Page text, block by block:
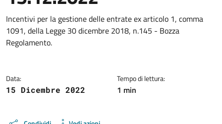
Dettagli del documento
Incentivi per la gestione delle entrate ex articolo 1, comma
1091, della Legge 30 dicembre 2018, n.145 - Bozza
Regolamento.
Data:
15 Dicembre 2022
Tempo di lettura:
1 min